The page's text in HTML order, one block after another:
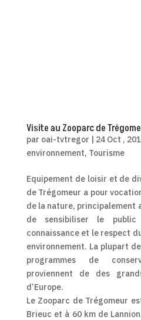
Visite au Zooparc de
par oai-tvtregor | 24 Oct ,
environnement, Tourisme
Equipement de loisir et de
de Trégomeur a pour
de la nature, principalement
de sensibiliser le
connaissance et le respect
environnement. La plupart
programmes de
proviennent de des
d’Europe.
Le Zooparc de Trégomeur
Brieuc et à 60 km de